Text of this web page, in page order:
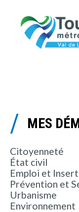
MES
Citoyenneté
État civil
Emploi et
Prévention et
Urbanisme
Environnement